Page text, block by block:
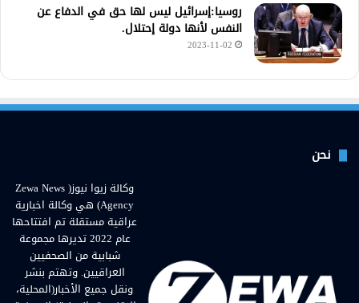
روسيا:إسرائيل ليس لها حق في الدفاع عن
النفس لأنها دولة إحتلال.
2023-11-02
نحن
وكالة زيوا نيوز( Zewa News
Agency) هي وكالة اخبارية
عراقية مستقلة تم افتتاحها
عام 2022 تديرها مجموعة
شبابية من الصحفيين
العراقيين. وتهتم بنشر
ونقل جميع الأخبار(المحلية،